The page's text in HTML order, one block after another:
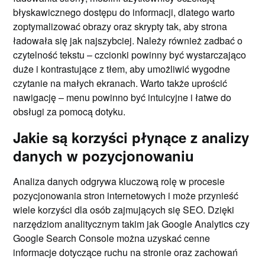
błyskawicznego dostępu do informacji, dlatego warto
zoptymalizować obrazy oraz skrypty tak, aby strona
ładowała się jak najszybciej. Należy również zadbać o
czytelność tekstu – czcionki powinny być wystarczająco
duże i kontrastujące z tłem, aby umożliwić wygodne
czytanie na małych ekranach. Warto także uprościć
nawigację – menu powinno być intuicyjne i łatwe do
obsługi za pomocą dotyku.
Jakie są korzyści płynące z analizy
danych w pozycjonowaniu
Analiza danych odgrywa kluczową rolę w procesie
pozycjonowania stron internetowych i może przynieść
wiele korzyści dla osób zajmujących się SEO. Dzięki
narzędziom analitycznym takim jak Google Analytics czy
Google Search Console można uzyskać cenne
informacje dotyczące ruchu na stronie oraz zachowań